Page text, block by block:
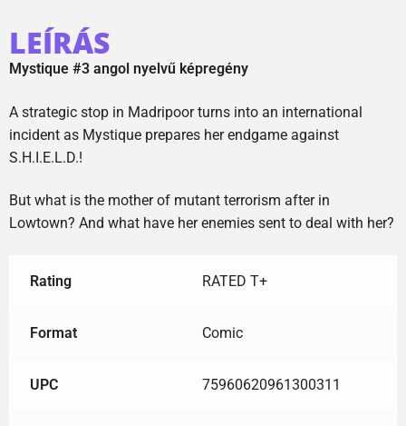
LEÍRÁS
Mystique #3 angol nyelvű képregény
A strategic stop in Madripoor turns into an international
incident as Mystique prepares her endgame against
S.H.I.E.L.D.!
But what is the mother of mutant terrorism after in
Lowtown? And what have her enemies sent to deal with her?
Rating RATED T+
Format Comic
UPC 75960620961300311